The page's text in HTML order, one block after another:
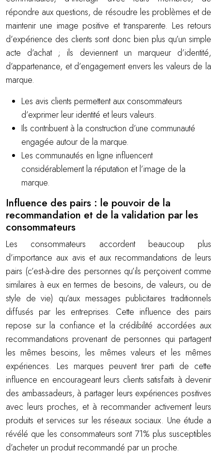
répondre aux questions, de résoudre les problèmes et de
maintenir une image positive et transparente. Les retours
d’expérience des clients sont donc bien plus qu’un simple
acte d’achat ; ils deviennent un marqueur d’identité,
d’appartenance, et d’engagement envers les valeurs de la
marque.
Les avis clients permettent aux consommateurs
d’exprimer leur identité et leurs valeurs.
Ils contribuent à la construction d’une communauté
engagée autour de la marque.
Les communautés en ligne influencent
considérablement la réputation et l’image de la
marque.
Influence des pairs : le pouvoir de la
recommandation et de la validation par les
consommateurs
Les consommateurs accordent beaucoup plus
d’importance aux avis et aux recommandations de leurs
pairs (c’est-à-dire des personnes qu’ils perçoivent comme
similaires à eux en termes de besoins, de valeurs, ou de
style de vie) qu’aux messages publicitaires traditionnels
diffusés par les entreprises. Cette influence des pairs
repose sur la confiance et la crédibilité accordées aux
recommandations provenant de personnes qui partagent
les mêmes besoins, les mêmes valeurs et les mêmes
expériences. Les marques peuvent tirer parti de cette
influence en encourageant leurs clients satisfaits à devenir
des ambassadeurs, à partager leurs expériences positives
avec leurs proches, et à recommander activement leurs
produits et services sur les réseaux sociaux. Une étude a
révélé que les consommateurs sont 71% plus susceptibles
d’acheter un produit recommandé par un proche.